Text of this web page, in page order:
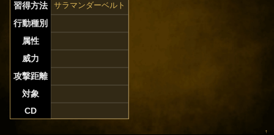
習得方法
サラマンダーベルト
行動種別
属性
威力
攻撃距離
対象
CD
↑